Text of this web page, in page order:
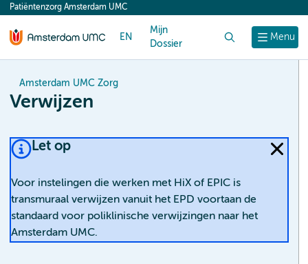
content
Menu
Patiëntenzorg Amsterdam UMC
EN
Mijn
Dossier
Amsterdam UMC Zorg
Verwijzen
Let op
Voor instelingen die werken met HiX of EPIC is
transmuraal verwijzen vanuit het EPD voortaan de
standaard voor poliklinische verwijzingen naar het
Amsterdam UMC.